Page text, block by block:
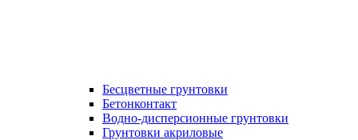
Бесцветные грунтовки
Бетонконтакт
Водно-дисперсионные грунтовки
Грунтовки акриловые